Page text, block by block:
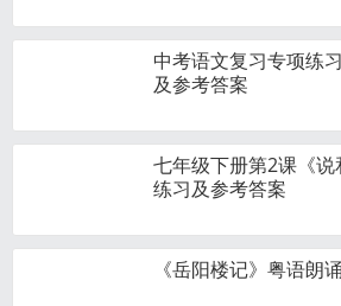
中考语文复习专项练
及参考答案
七年级下册第2课《
练习及参考答案
《岳阳楼记》粤语朗